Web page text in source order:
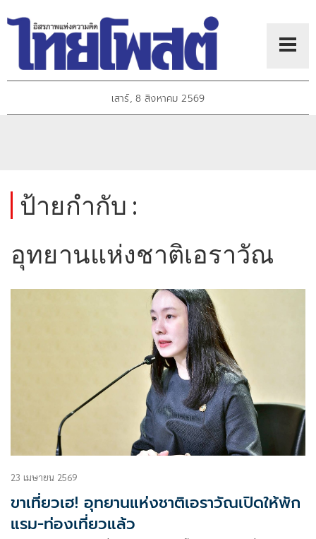
เสาร์, 8 สิงหาคม 2569
ป้ายกำกับ :
อุทยานแห่งชาติเอราวัณ
23 เมษายน 2569
ขาเที่ยวเฮ! อุทยานแห่งชาติเอราวัณเปิดให้พัก
แรม-ท่องเที่ยวแล้ว